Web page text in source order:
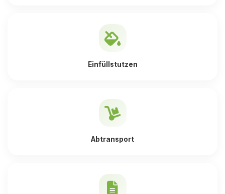
Einfüllstutzen
Abtransport